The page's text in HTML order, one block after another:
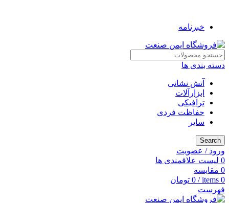
خبرنامه
دسته بندی ها
آتش نشانی
ابزارآلات
ترافیکی
حفاظت فردی
سایر
Search
ورود / عضویت
0 لیست علاقمندی ها
0 مقایسه
0
items
/
0 تومان
فهرست